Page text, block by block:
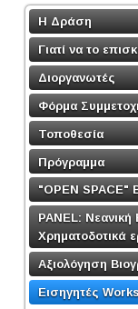
Η Δράση
Γιατί να το
Διοργανωτές
Φόρμα
Τοποθεσία
Πρόγραμμα
"OPEN SPACE"
PANEL: Νεανική
Χρηματοδοτικά
Αξιολόγηση
Εισηγητές